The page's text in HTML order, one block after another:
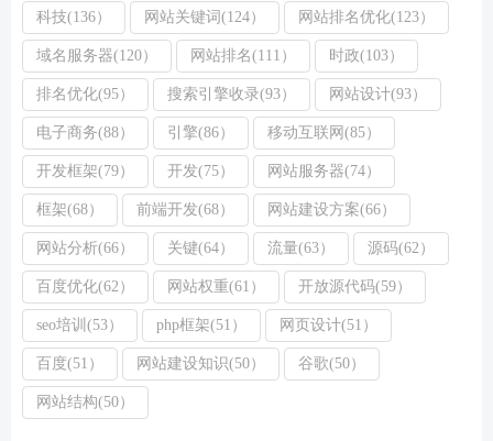
科技(136） 网站关键词(124） 网站排名优化(123）
域名服务器(120） 网站排名(111） 时政(103）
排名优化(95） 搜索引擎收录(93） 网站设计(93）
电子商务(88） 引擎(86） 移动互联网(85）
开发框架(79） 开发(75） 网站服务器(74）
框架(68） 前端开发(68） 网站建设方案(66）
网站分析(66） 关键(64） 流量(63） 源码(62）
百度优化(62） 网站权重(61） 开放源代码(59）
seo培训(53） php框架(51） 网页设计(51）
百度(51） 网站建设知识(50） 谷歌(50）
网站结构(50）